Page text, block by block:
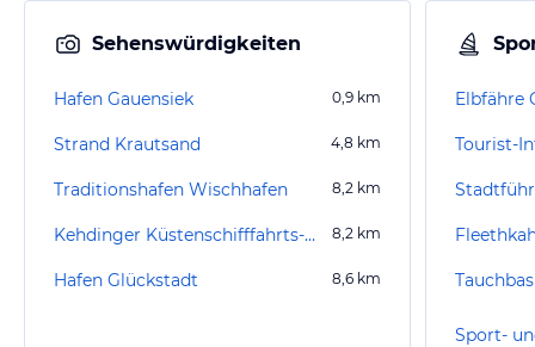
Sehenswürdigkeiten
Hafen Gauensiek 0,9 km
Strand Krautsand 4,8 km
Traditionshafen Wischhafen 8,2 km
Kehdinger Küstenschifffahrts-Museum 8,2 km
Hafen Glückstadt 8,6 km
Elbfähre
Tourist-
Sport-